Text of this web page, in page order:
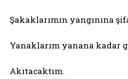
Şakaklarımın yangınına
Yanaklarım yanana kadar
Akıtacaktım.